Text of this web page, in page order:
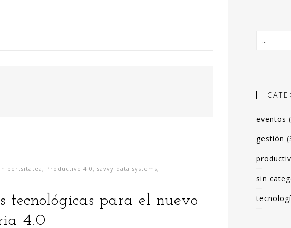
Busco ofrecer un
narren mis experiencias
análisis de datos. Desde
, Productive 4.0 , savvy data systems,
tecnológicas para el nuevo
4.0
eventos
gestión
sin